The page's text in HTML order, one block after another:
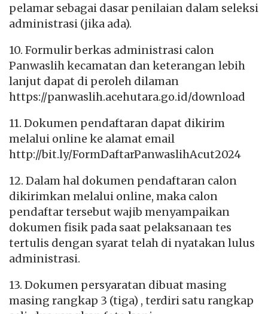
pelamar sebagai dasar penilaian dalam seleksi
administrasi (jika ada).
10. Formulir berkas administrasi calon
Panwaslih kecamatan dan keterangan lebih
lanjut dapat di peroleh dilaman
https://panwaslih.acehutara.go.id/download
11. Dokumen pendaftaran dapat dikirim
melalui online ke alamat email
http://bit.ly/FormDaftarPanwaslihAcut2024
12. Dalam hal dokumen pendaftaran calon
dikirimkan melalui online, maka calon
pendaftar tersebut wajib menyampaikan
dokumen fisik pada saat pelaksanaan tes
tertulis dengan syarat telah di nyatakan lulus
administrasi.
13. Dokumen persyaratan dibuat masing
masing rangkap 3 (tiga) , terdiri satu rangkap